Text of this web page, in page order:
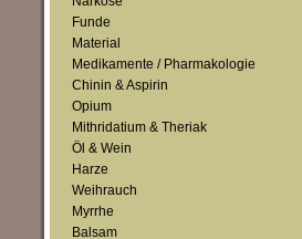
Funde
Material
Medikamente / Pharmakologie
Chinin & Aspirin
Opium
Mithridatium & Theriak
Öl & Wein
Harze
Weihrauch
Myrrhe
Balsam